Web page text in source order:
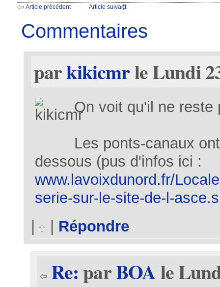
Article précédent Article suivant
Commentaires
parkikicmrle Lundi
On voit qu'il ne reste
Les ponts-canaux
dessous (pus d'infos ici :
www.lavoixdunord.fr/
serie-sur-le-site-de-l-
Répondre
Re:parBOAle